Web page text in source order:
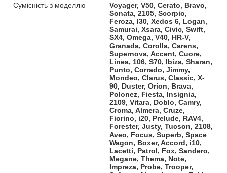
Сумісність з моделлю
Voyager, V50, Cerato, Bravo,
Sonata, 2105, Scorpio,
Feroza, I30, Xedos 6, Logan,
Samurai, Xsara, Civic, Swift,
SX4, Omega, V40, HR-V,
Granada, Corolla, Carens,
Supernova, Accent, Cuore,
Linea, 106, S70, Ibiza, Sharan,
Punto, Corrado, Jimmy,
Mondeo, Clarus, Classic, X-
90, Duster, Orion, Brava,
Polonez, Fiesta, Insignia,
2109, Vitara, Doblo, Camry,
Croma, Almera, Cruze,
Fiorino, i20, Prelude, RAV4,
Forester, Justy, Tucson, 2108,
Aveo, Focus, Superb, Space
Wagon, Boxer, Accord, i10,
Lacetti, Patrol, Fox, Sandero,
Megane, Thema, Note,
Impreza, Probe, Trooper,